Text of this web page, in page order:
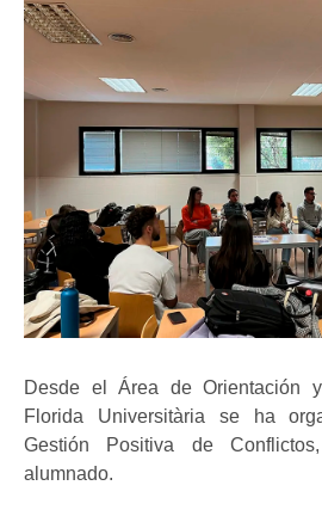
Desde el Área de Orientación
Florida Universitària se ha
Gestión Positiva de
alumnado.